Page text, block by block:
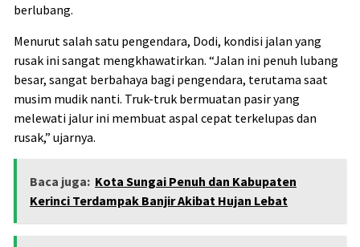
berlubang.
Menurut salah satu pengendara, Dodi, kondisi jalan yang
rusak ini sangat mengkhawatirkan. “Jalan ini penuh lubang
besar, sangat berbahaya bagi pengendara, terutama saat
musim mudik nanti. Truk-truk bermuatan pasir yang
melewati jalur ini membuat aspal cepat terkelupas dan
rusak,” ujarnya.
Baca juga: Kota Sungai Penuh dan Kabupaten
Kerinci Terdampak Banjir Akibat Hujan Lebat